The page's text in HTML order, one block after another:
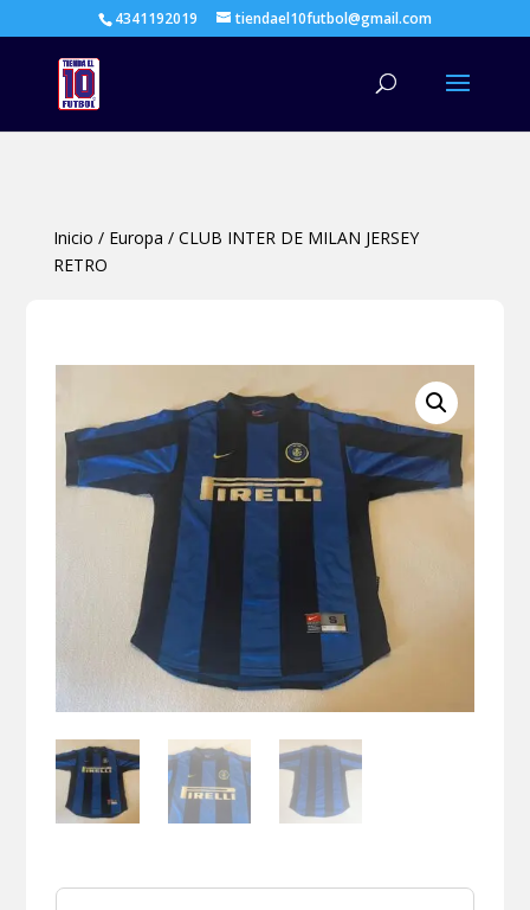
4341192019 tiendael10futbol@gmail.com
Inicio / Europa / CLUB INTER DE MILAN JERSEY
RETRO